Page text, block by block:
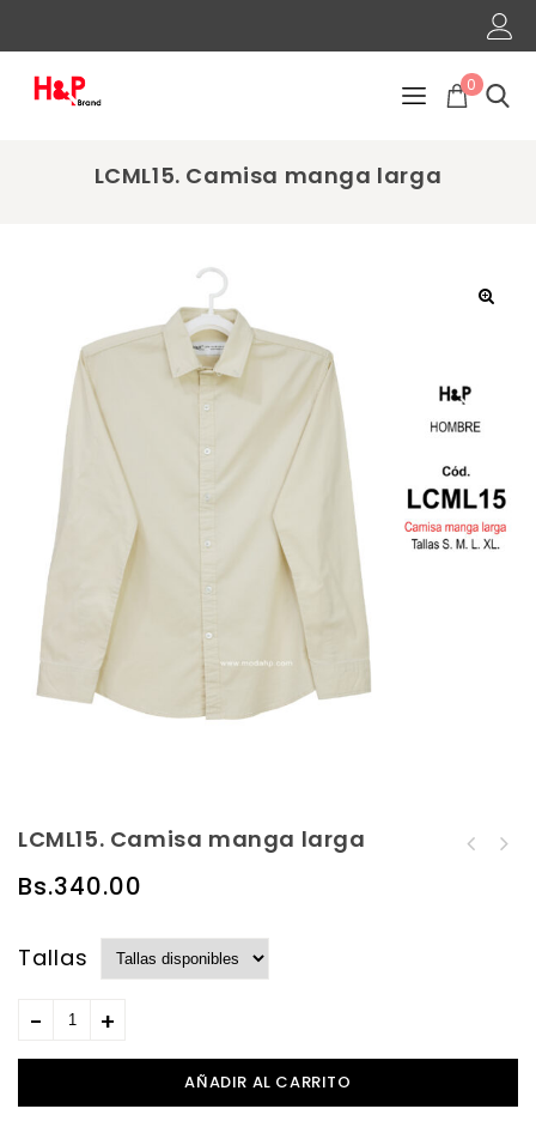
0
LCML15. Camisa manga larga
LCML15. Camisa manga larga
Bs.340.00
Tallas
AÑADIR AL CARRITO